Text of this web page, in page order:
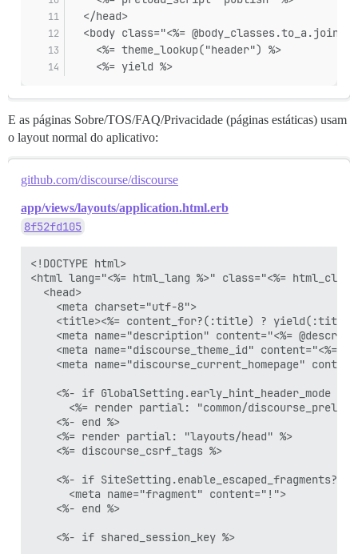
  </head>
<body class="<%= @body_classes.to_a.join('
    <%= theme_lookup("header") %>
    <%= yield %>
E as páginas Sobre/TOS/FAQ/Privacidade (páginas estáticas) usam
o layout normal do aplicativo:
github.com/discourse/discourse
app/views/layouts/application.html.erb
8f52fd105
<!DOCTYPE html>
<html lang="<%= html_lang %>" class="<%=
  <head>
    <meta charset="utf-8">
<title><%= content_for?(:title) ?
<meta name="description" content="<%=
<meta name="discourse_theme_id" content="<%=
<meta name="discourse_current_homepage"
<%- if GlobalSetting.early_hint_header_mode ==
<%= render partial: "common/
    <%- end %>
    <%= render partial: "layouts/head" %>
    <%= discourse_csrf_tags %>
    <%- if SiteSetting.enable_escaped_fragments? %>
      <meta name="fragment" content="!">
    <%- end %>